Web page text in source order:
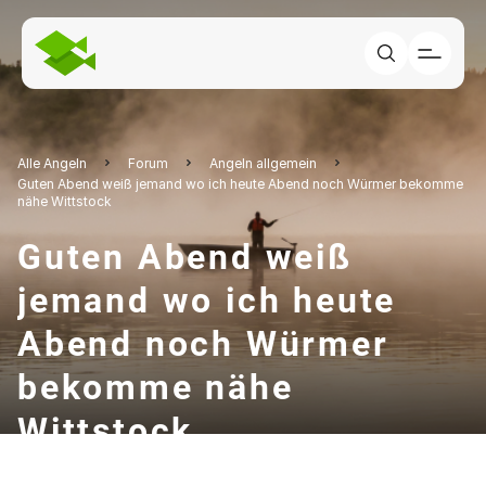
Alle Angeln Forum
Angeln allgemein
Guten Abend weiß jemand wo ich heute Abend noch Würmer bekomme
nähe Wittstock
Guten Abend weiß
jemand wo ich heute
Abend noch Würmer
bekomme nähe
Wittstock